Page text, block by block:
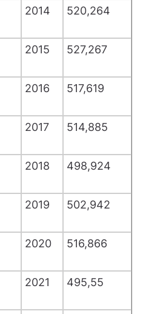
2014 520,264
2015 527,267
2016 517,619
2017 514,885
2018 498,924
2019 502,942
2020 516,866
2021 495,55